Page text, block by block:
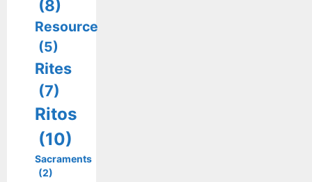
(8)
Resource
(5)
Rites
(7)
Ritos
(10)
Sacraments
(2)